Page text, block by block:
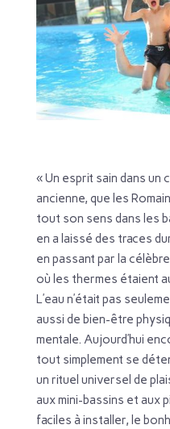
« Un esprit sain dans
ancienne, que les
tout son sens dans les
en a laissé des traces
en passant par la
où les thermes étaient
L’eau n’était pas
aussi de bien-être
mentale. Aujourd’hui
tout simplement se
un rituel universel de
aux mini-bassins et aux
faciles à installer, le